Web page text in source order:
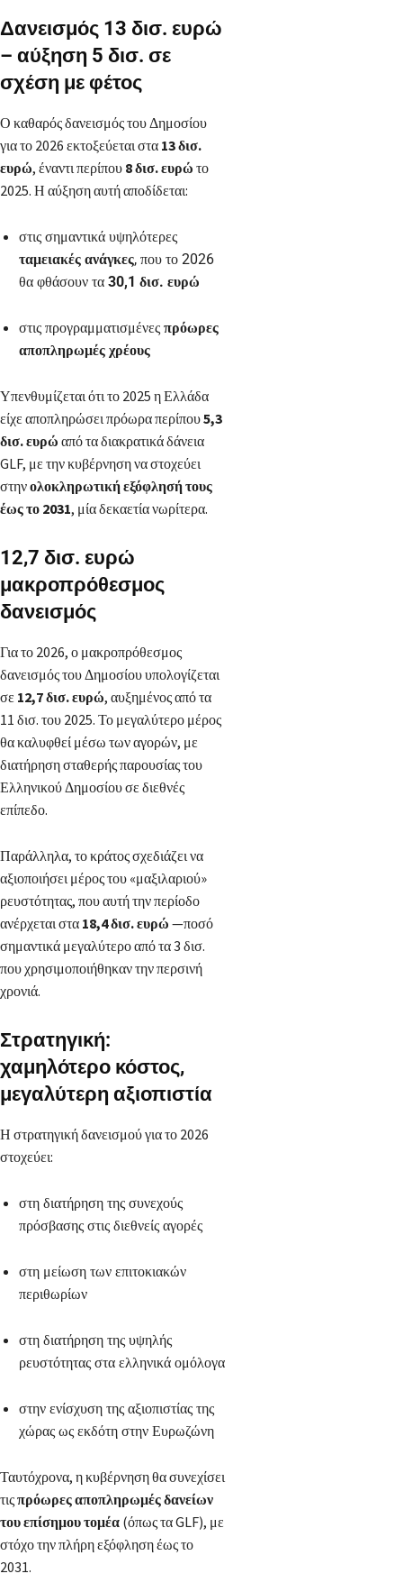
Δανεισμός 13 δισ. ευρώ
– αύξηση 5 δισ. σε
σχέση με φέτος
Ο καθαρός δανεισμός του Δημοσίου
για το 2026 εκτοξεύεται στα 13 δισ.
ευρώ, έναντι περίπου 8 δισ. ευρώ το
2025. Η αύξηση αυτή αποδίδεται:
στις σημαντικά υψηλότερες
ταμειακές ανάγκες, που το 2026
θα φθάσουν τα 30,1 δισ. ευρώ
στις προγραμματισμένες πρόωρες
αποπληρωμές χρέους
Υπενθυμίζεται ότι το 2025 η Ελλάδα
είχε αποπληρώσει πρόωρα περίπου5,3
δισ. ευρώ από τα διακρατικά δάνεια
GLF, με την κυβέρνηση να στοχεύει
στηνολοκληρωτική εξόφλησή τους
έως το 2031, μία δεκαετία νωρίτερα.
12,7 δισ. ευρώ
μακροπρόθεσμος
δανεισμός
Για το 2026, ο μακροπρόθεσμος
δανεισμός του Δημοσίου υπολογίζεται
σε 12,7 δισ. ευρώ, αυξημένος από τα
11 δισ. του 2025. Το μεγαλύτερο μέρος
θα καλυφθεί μέσω των αγορών, με
διατήρηση σταθερής παρουσίας του
Ελληνικού Δημοσίου σε διεθνές
επίπεδο.
Παράλληλα, το κράτος σχεδιάζει να
αξιοποιήσει μέρος του «μαξιλαριού»
ρευστότητας, που αυτή την περίοδο
ανέρχεται στα 18,4 δισ. ευρώ —ποσό
σημαντικά μεγαλύτερο από τα 3 δισ.
που χρησιμοποιήθηκαν την περσινή
χρονιά.
Στρατηγική:
χαμηλότερο κόστος,
μεγαλύτερη αξιοπιστία
Η στρατηγική δανεισμού για το 2026
στοχεύει:
στη διατήρηση της συνεχούς
πρόσβασης στις διεθνείς αγορές
στη μείωση των επιτοκιακών
περιθωρίων
στη διατήρηση της υψηλής
ρευστότητας στα ελληνικά ομόλογα
στην ενίσχυση της αξιοπιστίας της
χώρας ως εκδότη στην Ευρωζώνη
Ταυτόχρονα, η κυβέρνηση θα συνεχίσει
τιςπρόωρες αποπληρωμές δανείων
του επίσημου τομέα (όπως τα GLF), με
στόχο την πλήρη εξόφληση έως το
2031.